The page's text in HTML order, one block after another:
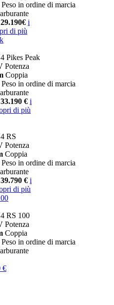
Peso in ordine di marcia
i
di più
Pikes Peak
Potenza
Coppia
Peso in ordine di marcia
€ i
di più
RS
Potenza
Coppia
Peso in ordine di marcia
€ i
di più
RS 100
Potenza
Coppia
Peso in ordine di marcia
€